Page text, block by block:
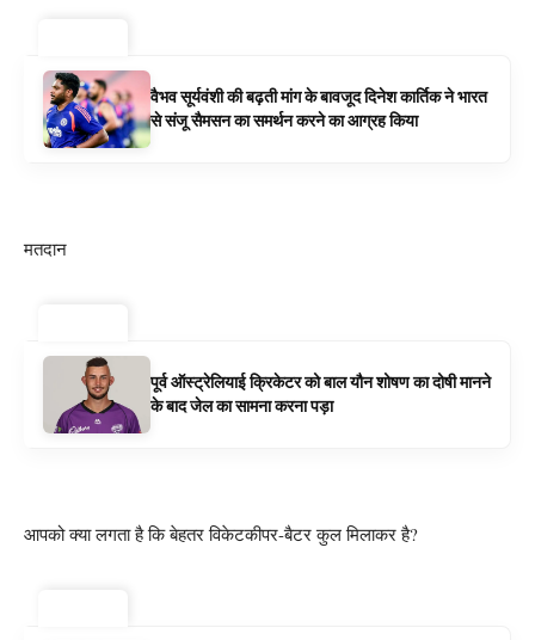
वैभव सूर्यवंशी की बढ़ती मांग के बावजूद दिनेश कार्तिक ने भारत
से संजू सैमसन का समर्थन करने का आग्रह किया
मतदान
पूर्व ऑस्ट्रेलियाई क्रिकेटर को बाल यौन शोषण का दोषी मानने
के बाद जेल का सामना करना पड़ा
आपको क्या लगता है कि बेहतर विकेटकीपर-बैटर कुल मिलाकर है?